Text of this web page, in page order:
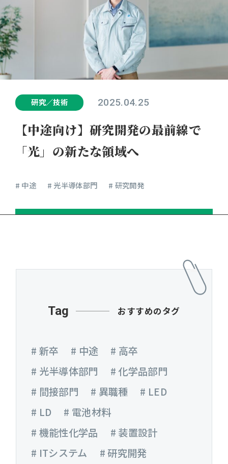
研究／技術 2025.04.25
【中途向け】研究開発の最前線で
「光」の新たな領域へ
# 中途 # 光半導体部門 # 研究開発
Tag おすすめのタグ
# 新卒 # 中途
# 高卒
# 光半導体部門
# 化学品部門
# 間接部門
# 異職種
# LED
# LD
# 電池材料
# 機能性化学品
# 装置設計
# ITシステム
# 研究開発
中途採用